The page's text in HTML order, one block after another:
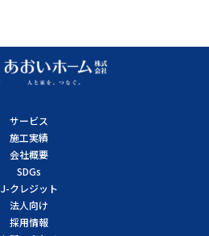
サービス
施工実績
会社概要
SDGs
J-クレジット
法人向け
採用情報